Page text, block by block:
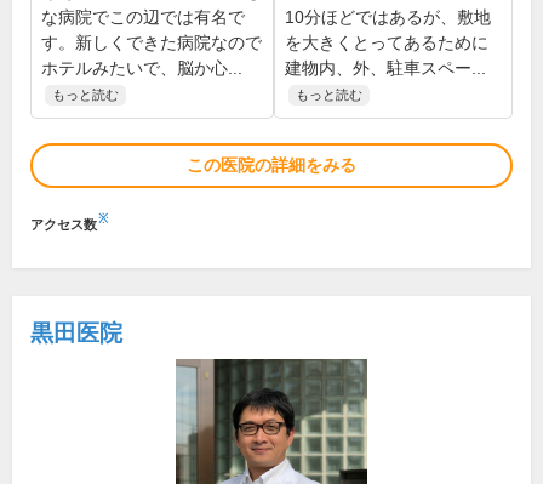
な病院でこの辺では有名で
す。新しくできた病院なので
ホテルみたいで、脳か心...
もっと読む
10分ほどではあるが、敷地
を大きくとってあるために
建物内、外、駐車スペー...
もっと読む
この医院の詳細をみる
アクセス数※
黒田医院